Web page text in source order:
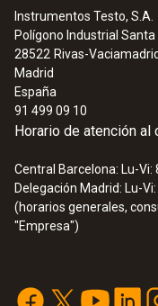
visualizar los
mediante el
para iOS y
136,15 €
Instrumentos Testo, S.A.
Polígono Industrial Santa
28522 Rivas-Vaciamadrid
Madrid
España
91 499 09 10
Horario de atención al
Central Barcelona: Lu-Vi:
Delegación Madrid: Lu-
(horarios generales,
"Empresa")